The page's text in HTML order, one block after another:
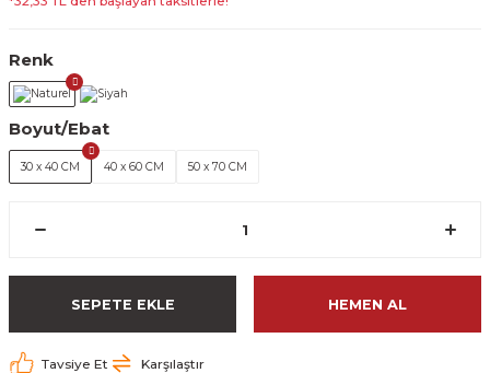
Renk
Boyut/Ebat
30 x 40 CM 40 x 60 CM 50 x 70 CM
SEPETE EKLE HEMEN AL
Tavsiye Et Karşılaştır